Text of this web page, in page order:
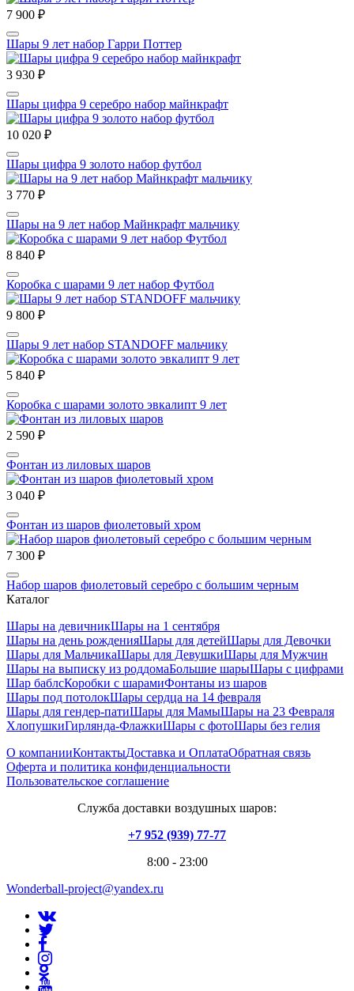
7 900 ₽
Шары 9 лет набор Гарри Поттер
3 930 ₽
Шары цифра 9 серебро набор майнкрафт
10 020 ₽
Шары цифра 9 золото набор футбол
3 770 ₽
Шары на 9 лет набор Майнкрафт мальчику
8 840 ₽
Коробка с шарами 9 лет набор Футбол
9 800 ₽
Шары 9 лет набор STANDOFF мальчику
5 840 ₽
Коробка с шарами золото эвкалипт 9 лет
2 590 ₽
Фонтан из лиловых шаров
3 040 ₽
Фонтан из шаров фиолетовый хром
7 300 ₽
Набор шаров фиолетовый серебро с большим черным
Каталог
Шары на девичникШары на 1 сентября
Шары на день рожденияШары для детейШары для Девочки
Шары для МальчикаШары для ДевушкиШары для Мужчин
Шары на выписку из роддомаБольшие шарыШары с цифрами
Шар баблсКоробки с шарамиФонтаны из шаров
Шары под потолокШары сердца на 14 февраля
Шары для гендер-патиШары для МамыШары на 23 Февраля
ХлопушкиГирлянда-ФлажкиШары с фотоШары без гелия
О компанииКонтактыДоставка и ОплатаОбратная связь
Оферта и политика конфиденциальности
Пользовательское соглашение
Служба доставки воздушных шаров:
+7 952 (939) 77-77
8:00 - 23:00
Wonderball-project@yandex.ru